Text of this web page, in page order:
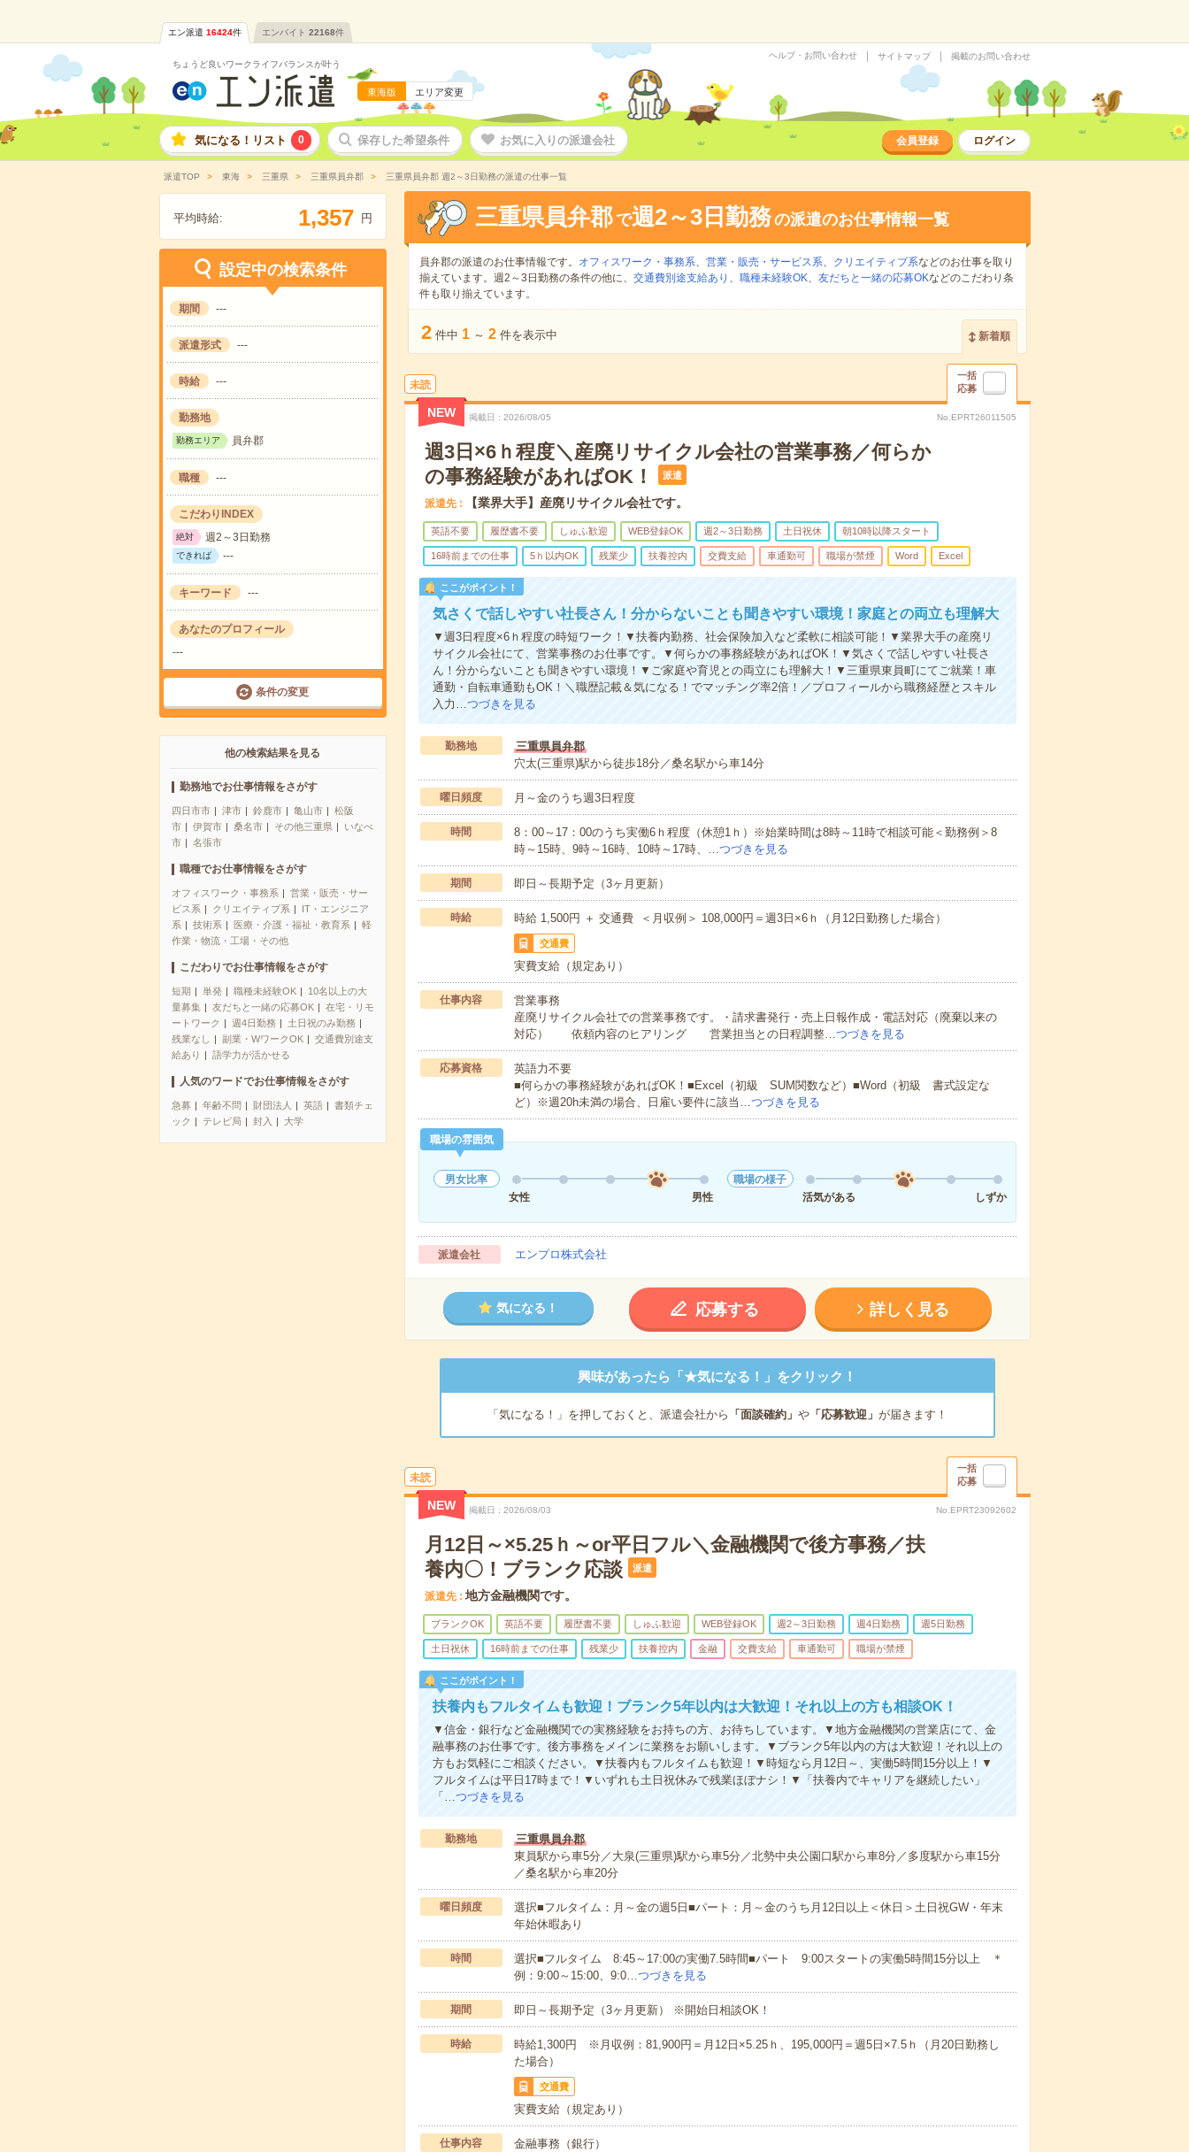
エン派遣 16424件 エンバイト 22168件
ちょうど良いワークライフバランスが叶う
東海版 エリア変更
ヘルプ・お問い合わせ サイトマップ 掲載のお問い合わせ
気になる！リスト 0 保存した希望条件 お気に入りの派遣会社 会員登録 ログイン
派遣TOP 東海 三重県 三重県員弁郡 三重県員弁郡 週2～3日勤務の派遣の仕事一覧
平均時給: 1,357 円
設定中の検索条件
期間 ---
派遣形式 ---
時給 ---
勤務地
勤務エリア 員弁郡
職種 ---
こだわりINDEX
絶対 週2～3日勤務
できれば ---
キーワード ---
あなたのプロフィール
---
条件の変更
他の検索結果を見る
勤務地でお仕事情報をさがす
四日市市 津市 鈴鹿市 亀山市
松阪
市
伊賀市 桑名市 その他三重県
いなべ
市
名張市
職種でお仕事情報をさがす
オフィスワーク・事務系
営業・販売・サー
ビス系
クリエイティブ系
IT・エンジニア
系
技術系 医療・介護・福祉・教育系
軽
作業・物流・工場・その他
こだわりでお仕事情報をさがす
短期 単発 職種未経験OK
10名以上の大
量募集
友だちと一緒の応募OK
在宅・リモ
ートワーク
週4日勤務
土日祝のみ勤務
残業なし
副業・WワークOK
交通費別途支
給あり
語学力が活かせる
人気のワードでお仕事情報をさがす
急募 年齢不問 財団法人 英語
書類チェ
ック
テレビ局 封入 大学
三重県員弁郡 で週2～3日勤務の派遣のお仕事情報一覧
員弁郡の派遣のお仕事情報です。 オフィスワーク・事務系、 営業・販売・サービス系、 クリエイティブ系などのお仕事を取り
揃えています。週2～3日勤務の条件の他に、 交通費別途支給あり 、 職種未経験OK、 友だちと一緒の応募OKなどのこだわり条
件も取り揃えています。
2 件中 1 ～ 2 件を表示中 新着順
未読
一括
応募
NEW 掲載日 2026/08/05 No.EPRT26011505
週3日×6ｈ程度＼産廃リサイクル会社の営業事務／何らか
の事務経験があればOK！
派遣
派遣先 【業界大手】産廃リサイクル会社です。
英語不要 履歴書不要 しゅふ歓迎 WEB登録OK 週2～3日勤務 土日祝休 朝10時以降スタート
16時前までの仕事 5ｈ以内OK 残業少 扶養控内 交費支給 車通勤可 職場が禁煙 Word Excel
ここがポイント！
気さくで話しやすい社長さん！分からないことも聞きやすい環境！家庭との両立も理解大
▼週3日程度×6ｈ程度の時短ワーク！▼扶養内勤務、社会保険加入など柔軟に相談可能！▼業界大手の産廃リ
サイクル会社にて、営業事務のお仕事です。▼何らかの事務経験があればOK！▼気さくで話しやすい社長さ
ん！分からないことも聞きやすい環境！▼ご家庭や育児との両立にも理解大！▼三重県東員町にてご就業！車
通勤・自転車通勤もOK！＼職歴記載＆気になる！でマッチング率2倍！／プロフィールから職務経歴とスキル
入力…つづきを見る
勤務地
三重県員弁郡
穴太(三重県)駅から徒歩18分／桑名駅から車14分
曜日頻度 月～金のうち週3日程度
時間
8：00～17：00のうち実働6ｈ程度（休憩1ｈ）※始業時間は8時～11時で相談可能＜勤務例＞8
時～15時、9時～16時、10時～17時、…つづきを見る
期間 即日～長期予定（3ヶ月更新）
時給 時給 1,500円 ＋ 交通費 ＜月収例＞ 108,000円＝週3日×6ｈ（月12日勤務した場合）
交通費
実費支給（規定あり）
仕事内容
営業事務
産廃リサイクル会社での営業事務です。・請求書発行・売上日報作成・電話対応（廃棄以来の
対応） 依頼内容のヒアリング 営業担当との日程調整…つづきを見る
応募資格
英語力不要
■何らかの事務経験があればOK！■Excel（初級 SUM関数など）■Word（初級 書式設定な
ど）※週20h未満の場合、日雇い要件に該当…つづきを見る
職場の雰囲気
男女比率
女性
男性
職場の様子
活気がある
しずか
派遣会社 エンプロ株式会社
気になる！ 応募する 詳しく見る
興味があったら「★気になる！」をクリック！
「気になる！」を押しておくと、派遣会社から 「面談確約」 や「応募歓迎」 が届きます！
未読
一括
応募
NEW 掲載日 2026/08/03 No.EPRT23092602
月12日～×5.25ｈ～or平日フル＼金融機関で後方事務／扶
養内〇！ブランク応談
派遣
派遣先 地方金融機関です。
ブランクOK 英語不要 履歴書不要 しゅふ歓迎 WEB登録OK 週2～3日勤務 週4日勤務 週5日勤務
土日祝休 16時前までの仕事 残業少 扶養控内 金融 交費支給 車通勤可 職場が禁煙
ここがポイント！
扶養内もフルタイムも歓迎！ブランク5年以内は大歓迎！それ以上の方も相談OK！
▼信金・銀行など金融機関での実務経験をお持ちの方、お待ちしています。▼地方金融機関の営業店にて、金
融事務のお仕事です。後方事務をメインに業務をお願いします。▼ブランク5年以内の方は大歓迎！それ以上の
方もお気軽にご相談ください。▼扶養内もフルタイムも歓迎！▼時短なら月12日～、実働5時間15分以上！▼
フルタイムは平日17時まで！▼いずれも土日祝休みで残業ほぼナシ！▼「扶養内でキャリアを継続したい」
「… つづきを見る
勤務地
三重県員弁郡
東員駅から車5分／大泉(三重県)駅から車5分／北勢中央公園口駅から車8分／多度駅から車15分
／桑名駅から車20分
曜日頻度
選択■フルタイム：月～金の週5日■パート：月～金のうち月12日以上＜休日＞土日祝GW・年末
年始休暇あり
時間
選択■フルタイム 8:45～17:00の実働7.5時間■パート 9:00スタートの実働5時間15分以上 ＊
例：9:00～15:00、9:0… つづきを見る
期間 即日～長期予定（3ヶ月更新） ※開始日相談OK！
時給
時給1,300円 ※月収例：81,900円＝月12日×5.25ｈ、195,000円＝週5日×7.5ｈ（月20日勤務し
た場合）
交通費
実費支給（規定あり）
仕事内容
金融事務（銀行）